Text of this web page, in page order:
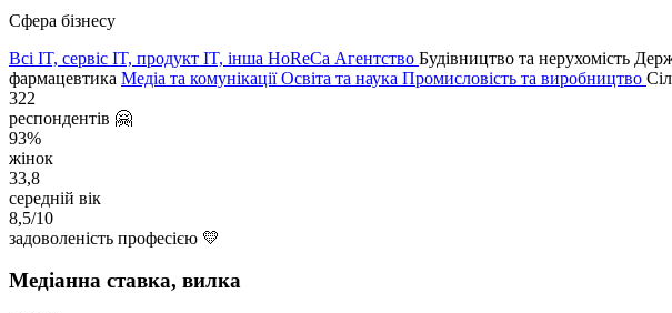
Сфера бізнесу
Всі IT, сервіс IT, продукт IT, інша HoReCa Агентство Будівництво та нерухомість
фармацевтика Медіа та комунікаціїОсвіта та наука Промисловість та виробництво
322
респон­дентів 🤗
93%
жінок
33,8
середній вік
8,5/10
задоволеність професією 💛
Медіанна ставка, вилка